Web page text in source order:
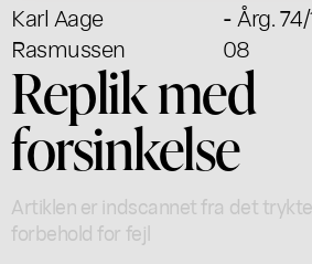
Karl Aage
Rasmussen
- Årg.
08
Replik med
forsinkelse
Artiklen er indscannet fra det
forbehold for fejl